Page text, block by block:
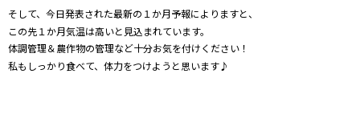
そして、今日発表された最新の１か月予報によりますと、
この先１か月気温は高いと見込まれています。
体調管理＆農作物の管理など十分お気を付けください！
私もしっかり食べて、体力をつけようと思います♪